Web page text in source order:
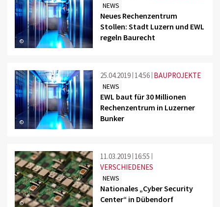
©
NEWS
Neues Rechenzentrum
Stollen: Stadt Luzern und EWL
regeln Baurecht
©
25.04.2019 14:56 BAUPROJEKTE
NEWS
EWL baut für 30 Millionen
Rechenzentrum in Luzerner
Bunker
©
11.03.2019 16:55
VERSCHIEDENES
NEWS
Nationales „Cyber Security
Center“ in Dübendorf